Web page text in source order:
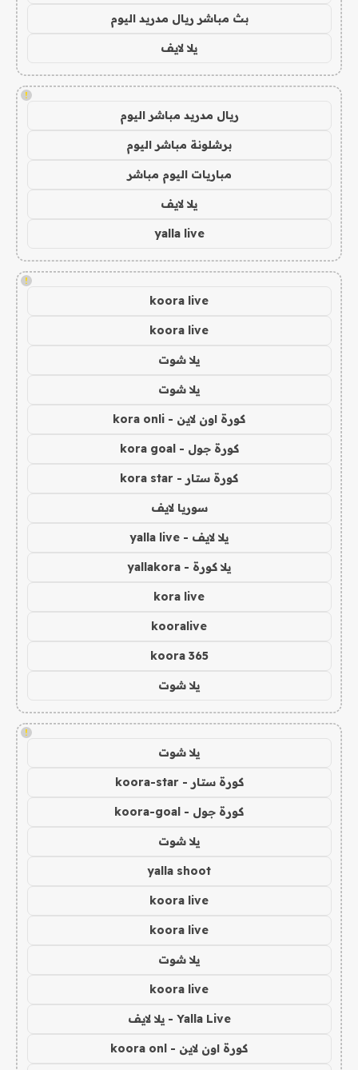
بث مباشر ريال مدريد اليوم
يلا لايف
!
ريال مدريد مباشر اليوم
برشلونة مباشر اليوم
مباريات اليوم مباشر
يلا لايف
yalla live
!
koora live
koora live
يلا شوت
يلا شوت
كورة اون لاين - kora onli
كورة جول - kora goal
كورة ستار - kora star
سوريا لايف
يلا لايف - yalla live
يلا كورة - yallakora
kora live
kooralive
koora 365
يلا شوت
!
يلا شوت
كورة ستار - koora-star
كورة جول - koora-goal
يلا شوت
yalla shoot
koora live
koora live
يلا شوت
koora live
Yalla Live - يلا لايف
كورة اون لاين - koora onl